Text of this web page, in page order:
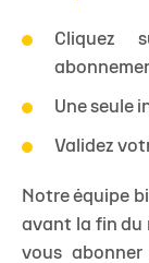
Cliquez
Une seule
Validez
Notre équipe
avant la fin du
vous